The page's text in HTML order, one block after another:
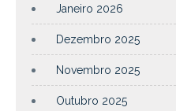
Janeiro 2026
Dezembro 2025
Novembro 2025
Outubro 2025